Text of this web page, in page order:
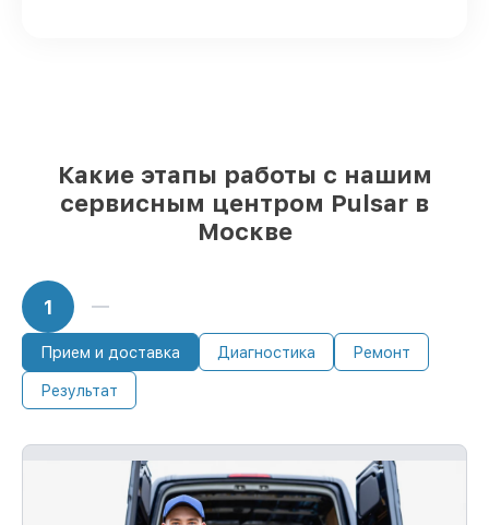
Какие этапы работы с нашим
сервисным центром Pulsar в
Москве
1
Прием и доставка Диагностика Ремонт
Результат